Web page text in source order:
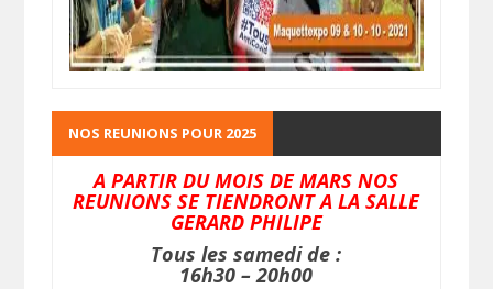
NOS REUNIONS POUR 2025
A PARTIR DU MOIS DE MARS NOS
REUNIONS SE TIENDRONT A LA SALLE
GERARD PHILIPE
Tous les samedi de :
16h30 – 20h00